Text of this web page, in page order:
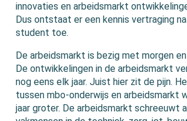
innovaties en arbeidsmarkt
Dus ontstaat er een kennis vertraging
student toe.
De arbeidsmarkt is bezig met morgen
De ontwikkelingen in de arbeidsmarkt
nog eens elk jaar. Juist hier zit de pijn.
tussen mbo-onderwijs en arbeidsmarkt
jaar groter. De arbeidsmarkt schreeuwt